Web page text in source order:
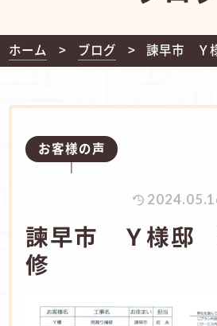
ホーム ブログ 諫早市 Ｙ
お客様の声
諫早市 Ｙ様邸
修